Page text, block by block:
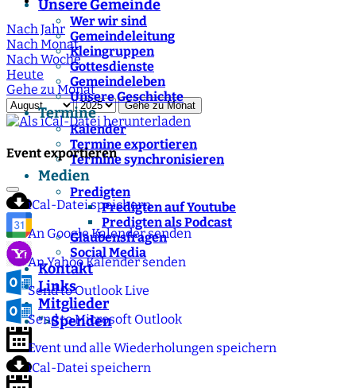
Unsere Gemeinde
Wer wir sind
Gemeindeleitung
Kleingruppen
Gottesdienste
Gemeindeleben
Unsere Geschichte
Termine
Kalender
Termine exportieren
Termine synchronisieren
Medien
Predigten
Predigten auf Youtube
Predigten als Podcast
Glaubensfragen
Social Media
Kontakt
Links
Mitglieder
">Spenden
Nach Jahr
Nach Monat
Nach Woche
Heute
Gehe zu Monat
Gehe zu Monat
Event exportieren
iCal-Datei speichern
An Google Kalender senden
An Yahoo Kalender senden
Send to Outlook Live
Send to Microsoft Outlook
Event und alle Wiederholungen speichern
iCal-Datei speichern